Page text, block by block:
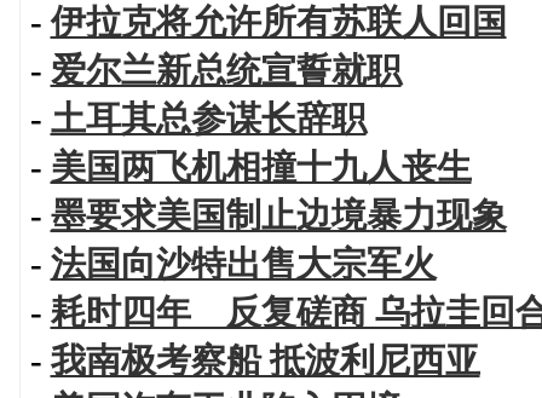
-伊拉克将允许所有苏联人回国
- 爱尔兰新总统宣誓就职
- 土耳其总参谋长辞职
- 美国两飞机相撞十九人丧生
- 墨要求美国制止边境暴力现象
- 法国向沙特出售大宗军火
- 耗时四年 反复磋商 乌拉圭回
- 我南极考察船 抵波利尼西亚